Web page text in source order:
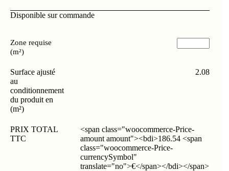
Disponible sur commande
Zone requise
(m²)
Surface ajusté
au
conditionnement
du produit en
(m²)
2.08
PRIX TOTAL
TTC
<span class="woocommerce-Price-
amount amount"><bdi>186.54 <span
class="woocommerce-Price-
currencySymbol"
translate="no">€</span></bdi></span>